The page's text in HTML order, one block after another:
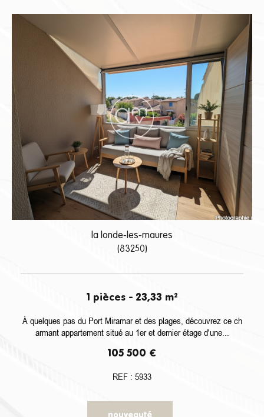
la londe-les-maures
(83250)
1 pièces - 23,33 m²
À quelques pas du Port Miramar et des plages, découvrez ce ch
armant appartement situé au 1er et dernier étage d'une...
105 500 €
REF : 5933